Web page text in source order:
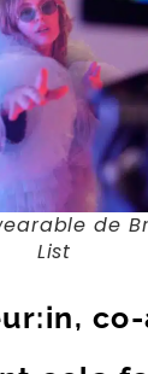
de
List